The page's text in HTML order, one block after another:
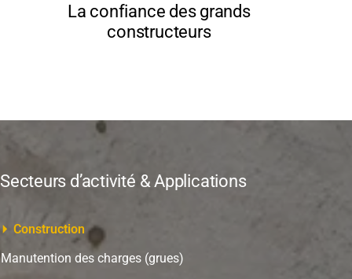
La confiance des grands
constructeurs
Secteurs d’activité & Applications
Construction
Manutention des charges (grues)